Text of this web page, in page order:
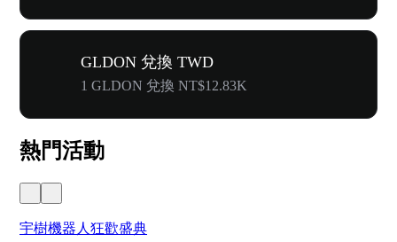
GLDON 兌換 TWD
1 GLDON 兌換 NT$12.83K
熱門活動
宇樹機器人狂歡盛典